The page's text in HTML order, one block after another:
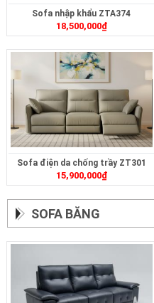
Sofa nhập khẩu ZTA374
18,500,000₫
Sofa điện da chống trầy ZT301
15,900,000₫
SOFA BĂNG